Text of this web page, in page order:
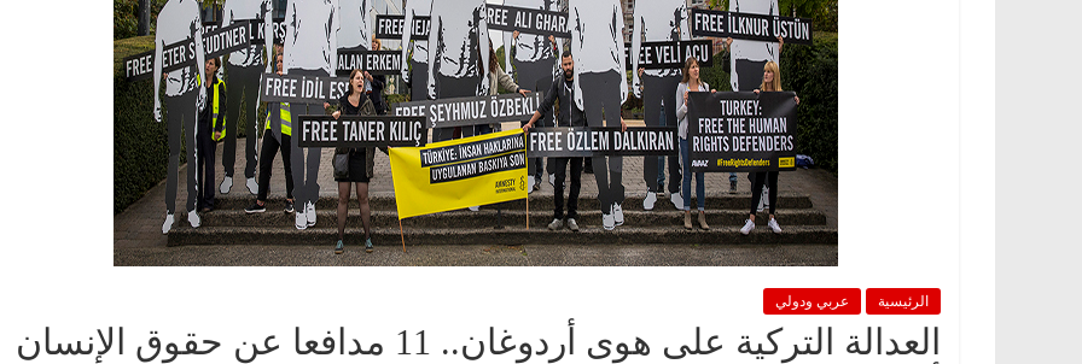
الرئيسية عربي ودولي
العدالة التركية على هوى أردوغان.. 11 مدافعا عن حقوق الإنسان